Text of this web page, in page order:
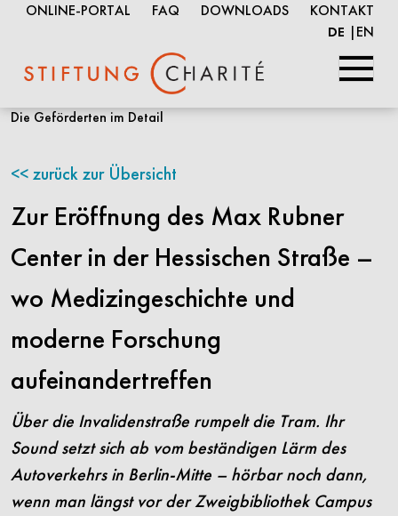
zum
ONLINE-PORTAL FAQ DOWNLOADS KONTAKT
DE EN
Die Geförderten im Detail
zurück zur Übersicht
Zur Eröffnung des Max Rubner
Center in der Hessischen Straße –
wo Medizingeschichte und
moderne Forschung
aufeinandertreffen
Über die Invalidenstraße rumpelt die Tram. ­ Ihr
Sound setzt sich ab vom beständigen Lärm des
Autoverkehrs in Berlin-Mitte – hörbar noch dann,
wenn man längst vor der Zweigbibliothek Campus